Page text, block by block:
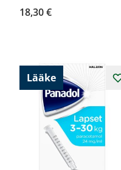
18,30 €
Lääke